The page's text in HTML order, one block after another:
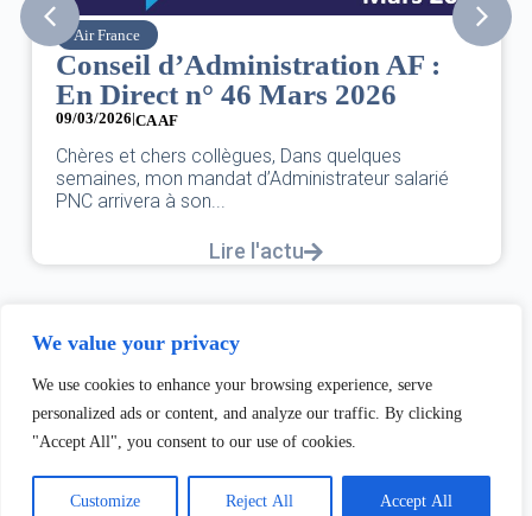
We value your privacy
We use cookies to enhance your browsing experience, serve
personalized ads or content, and analyze our traffic. By clicking
"Accept All", you consent to our use of cookies.
Customize Reject All Accept All
AF :
salarié
8 mars : journée
des droits des femmes
DANS L’AÉRIEN COMME AILLEURS,
UNE FÊTE,C’EST UNE JOURNÉE DE